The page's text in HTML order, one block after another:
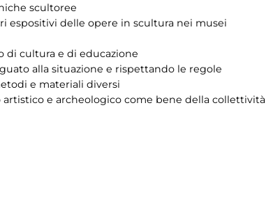
scultoree
espositivi delle opere in scultura nei musei
di cultura e di educazione
alla situazione e rispettando le regole
e materiali diversi
e archeologico come bene della collettività